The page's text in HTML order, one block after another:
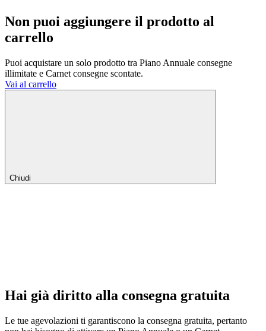
Non puoi aggiungere il prodotto al
carrello
Puoi acquistare un solo prodotto tra Piano Annuale consegne
illimitate e Carnet consegne scontate.
Vai al carrello
Chiudi
Hai già diritto alla consegna gratuita
Le tue agevolazioni ti garantiscono la consegna gratuita, pertanto